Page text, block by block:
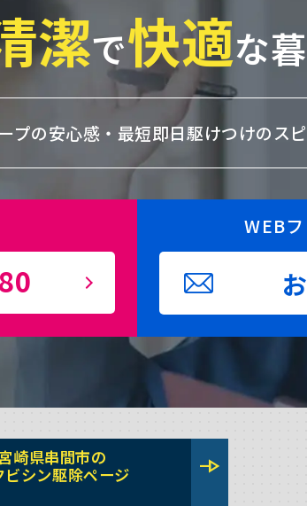
潔で快適な
プの安心感・ 最短即日駆けつけのス
WEB
崎県串間市の
ビシン駆除ページ
line_end_arrow